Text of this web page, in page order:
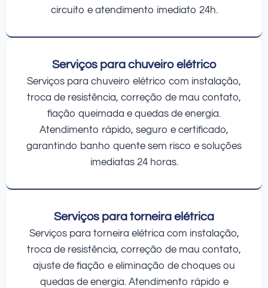
circuito e atendimento imediato 24h.
Serviços para chuveiro elétrico
Serviços para chuveiro elétrico com instalação,
troca de resistência, correção de mau contato,
fiação queimada e quedas de energia.
Atendimento rápido, seguro e certificado,
garantindo banho quente sem risco e soluções
imediatas 24 horas.
Serviços para torneira elétrica
Serviços para torneira elétrica com instalação,
troca de resistência, correção de mau contato,
ajuste de fiação e eliminação de choques ou
quedas de energia. Atendimento rápido e